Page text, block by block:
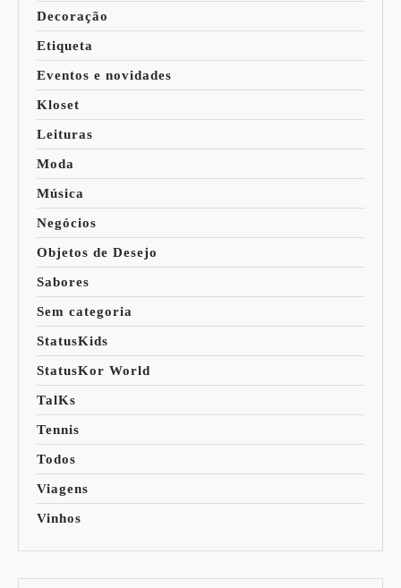
Decoração
Etiqueta
Eventos e novidades
Kloset
Leituras
Moda
Música
Negócios
Objetos de Desejo
Sabores
Sem categoria
StatusKids
StatusKor World
TalKs
Tennis
Todos
Viagens
Vinhos